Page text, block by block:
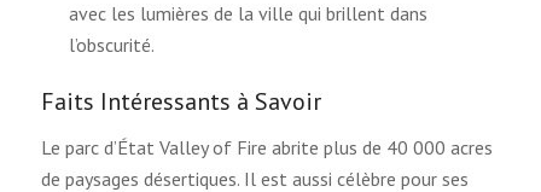
avec les lumières de la ville qui brillent dans
l’obscurité.
Faits Intéressants à Savoir
Le parc d’État Valley of Fire abrite plus de 40 000 acres
de paysages désertiques. Il est aussi célèbre pour ses